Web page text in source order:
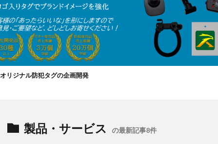
オリジナル防犯タグの企画開発
製品・サービス の最新記事8件